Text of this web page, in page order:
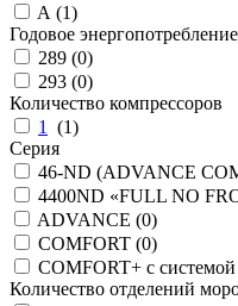
A (1)
Годовое
289 (0)
293 (0)
Количество компрессоров
1
(1)
Серия
46-ND (ADVANCE
4400ND «FULL NO
ADVANCE (0)
COMFORT (0)
COMFORT+ с
Количество отделений